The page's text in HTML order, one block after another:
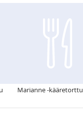
Marianne -kääretorttu